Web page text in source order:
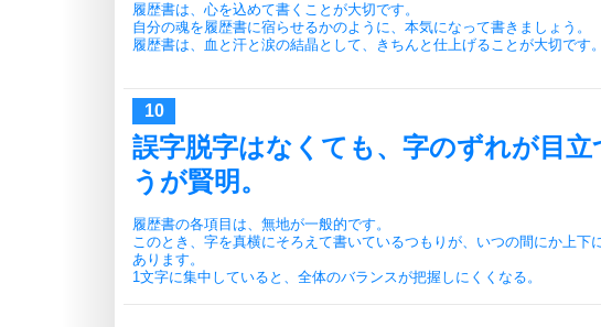
履歴書は、心を込めて書くことが大切です。
自分の魂を履歴書に宿らせるかのように、本気になって書きましょう。
履歴書は、血と汗と涙の結晶として、きちんと仕上げることが大切です。
誤字脱字はなくても、字のずれが目
うが賢明。
履歴書の各項目は、無地が一般的です。
このとき、字を真横にそろえて書いているつもりが、いつの間にか上下
あります。
1文字に集中していると、全体のバランスが把握しにくくなる。